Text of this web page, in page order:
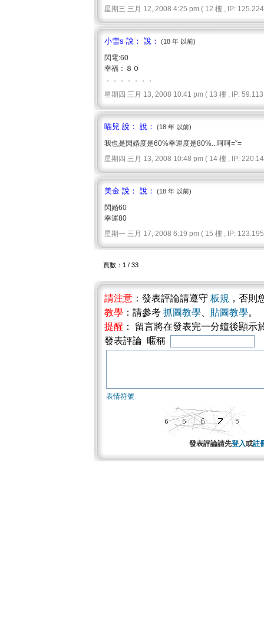
星期三 三月 12, 2008 4:25 pm ( 12 樓 , IP:
小雪s 說： 說： (18 年 以前)
閃電:60
幸福：８０
．．．．．．．
星期四 三月 13, 2008 10:41 pm ( 13 樓 , IP:
喵兒 說： 說： (18 年 以前)
我也是閃婚度是60%幸運度是80%...呵呵=ˇ=
星期四 三月 13, 2008 10:48 pm ( 14 樓 , IP:
美金 說： 說： (18 年 以前)
閃婚60
幸運80
星期一 三月 17, 2008 6:19 pm ( 15 樓 , IP:
頁數：1 / 33
請注意 ：發表評論請遵守 板規 ，否則
教學 ：請參考 抓圖教學 貼圖教學。
提醒 ： 留言將在發表完一分鐘後顯
發表評論 暱稱
表情符號
發表評論請先登入或註